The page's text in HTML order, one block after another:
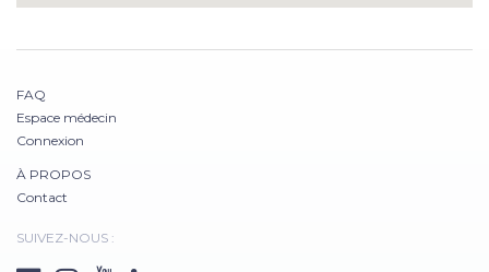
FAQ
Espace médecin
Connexion
À PROPOS
Contact
SUIVEZ-NOUS :